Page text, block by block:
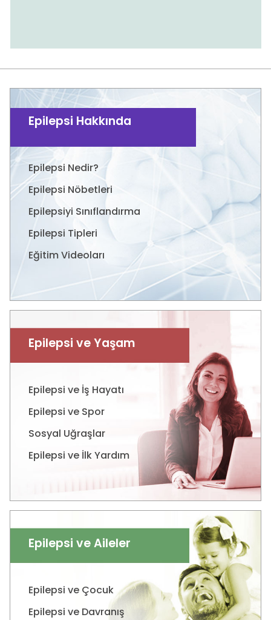
Epilepsi Hakkında
Epilepsi Nedir?
Epilepsi Nöbetleri
Epilepsiyi Sınıflandırma
Epilepsi Tipleri
Eğitim Videoları
Epilepsi ve Yaşam
Epilepsi ve İş Hayatı
Epilepsi ve Spor
Sosyal Uğraşlar
Epilepsi ve İlk Yardım
Epilepsi ve Aileler
Epilepsi ve Çocuk
Epilepsi ve Davranış